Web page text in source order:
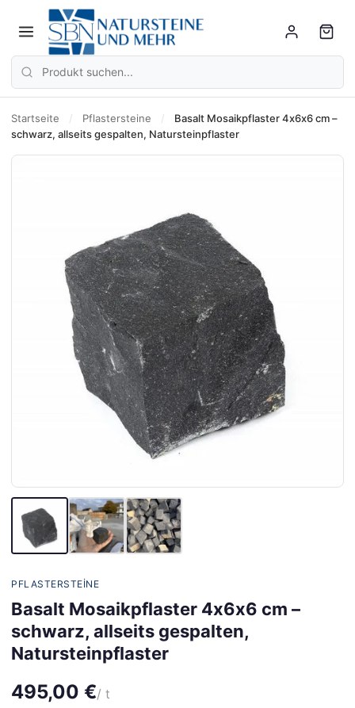
Startseite / Pflastersteine /
Basalt Mosaikpflaster 4x6x6 cm –
schwarz, allseits gespalten, Natursteinpflaster
PFLASTERSTEINE
Basalt Mosaikpflaster 4x6x6 cm –
schwarz, allseits gespalten,
Natursteinpflaster
495,00 €/ t